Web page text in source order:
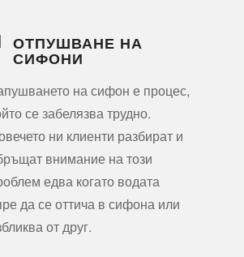
ОТПУШВАНЕ НА
СИФОНИ
на сифон е процес,
се забелязва трудно.
ни клиенти разбират и
внимание на този
едва когато водата
да се оттича в сифона или
от друг.